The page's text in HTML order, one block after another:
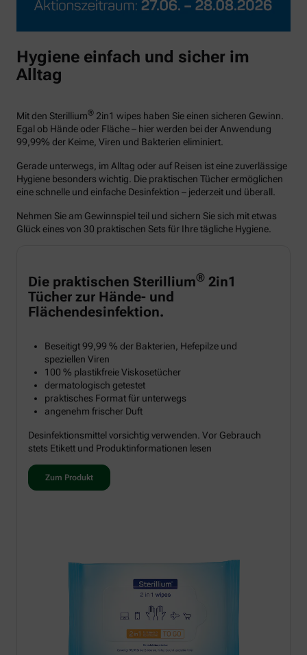
Hygiene einfach und sicher im
Alltag
Mit den Sterillium® 2in1 wipes haben Sie einen sicheren Gewinn.
Egal ob Hände oder Fläche – hier werden bei der Anwendung
99,99% der Keime, Viren und Bakterien eliminiert.
Gerade unterwegs, im Alltag oder auf Reisen ist eine zuverlässige
Hygiene besonders wichtig. Die praktischen Tücher ermöglichen
eine schnelle und einfache Desinfektion – jederzeit und überall.
Nehmen Sie am Gewinnspiel teil und sichern Sie sich mit etwas
Glück eines von 30 praktischen Sets für Ihre tägliche Hygiene.
Die praktischen Sterillium® 2in1
Tücher zur Hände- und
Flächendesinfektion.
Beseitigt 99,99 % der Bakterien, Hefepilze und
speziellen Viren
100 % plastikfreie Viskosetücher
dermatologisch getestet
praktisches Format für unterwegs
angenehm frischer Duft
Desinfektionsmittel vorsichtig verwenden. Vor Gebrauch
stets Etikett und Produktinformationen lesen
Zum Produkt